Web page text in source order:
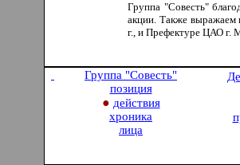
Группа "Совесть"
акции. Также выражаем
г., и Префектуре ЦАО г.
Группа "Совесть"
позиция
● действия
хроника
лица